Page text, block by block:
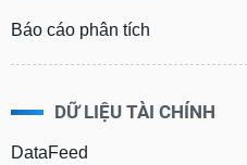
Báo cáo phân tích
DỮ LIỆU TÀI CHÍNH
DataFeed